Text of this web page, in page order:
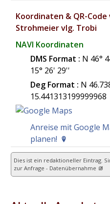
Koordinaten & QR-
Strohmeier vlg. Trobi
NAVI Koordinaten
DMS Format : N 46°
15° 26' 29''
Deg Format : N
15.441313199999968
Anreise mit Google
planen!
Dies ist ein redaktioneller Eintrag.
zur Anfrage - Datenübernahme